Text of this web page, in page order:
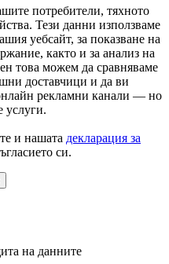
потребители, тяхното
Тези данни използваме
уебсайт, за показване на
както и за анализ на
това можем да сравняваме
доставчици и да ви
рекламни канали — но
услуги.
и нашата декларация за
си.
на данните